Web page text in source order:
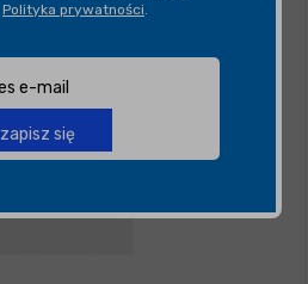
Polityka prywatności.
zapisz się